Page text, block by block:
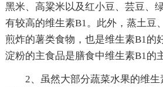
黑米、高粱米以及红小豆、芸豆、
有较高的维生素B1。此外，蒸土豆
煎炸的薯类食物，也是维生素B1的
淀粉的主食品是膳食中维生素B1的
2、虽然大部分蔬菜水果的维